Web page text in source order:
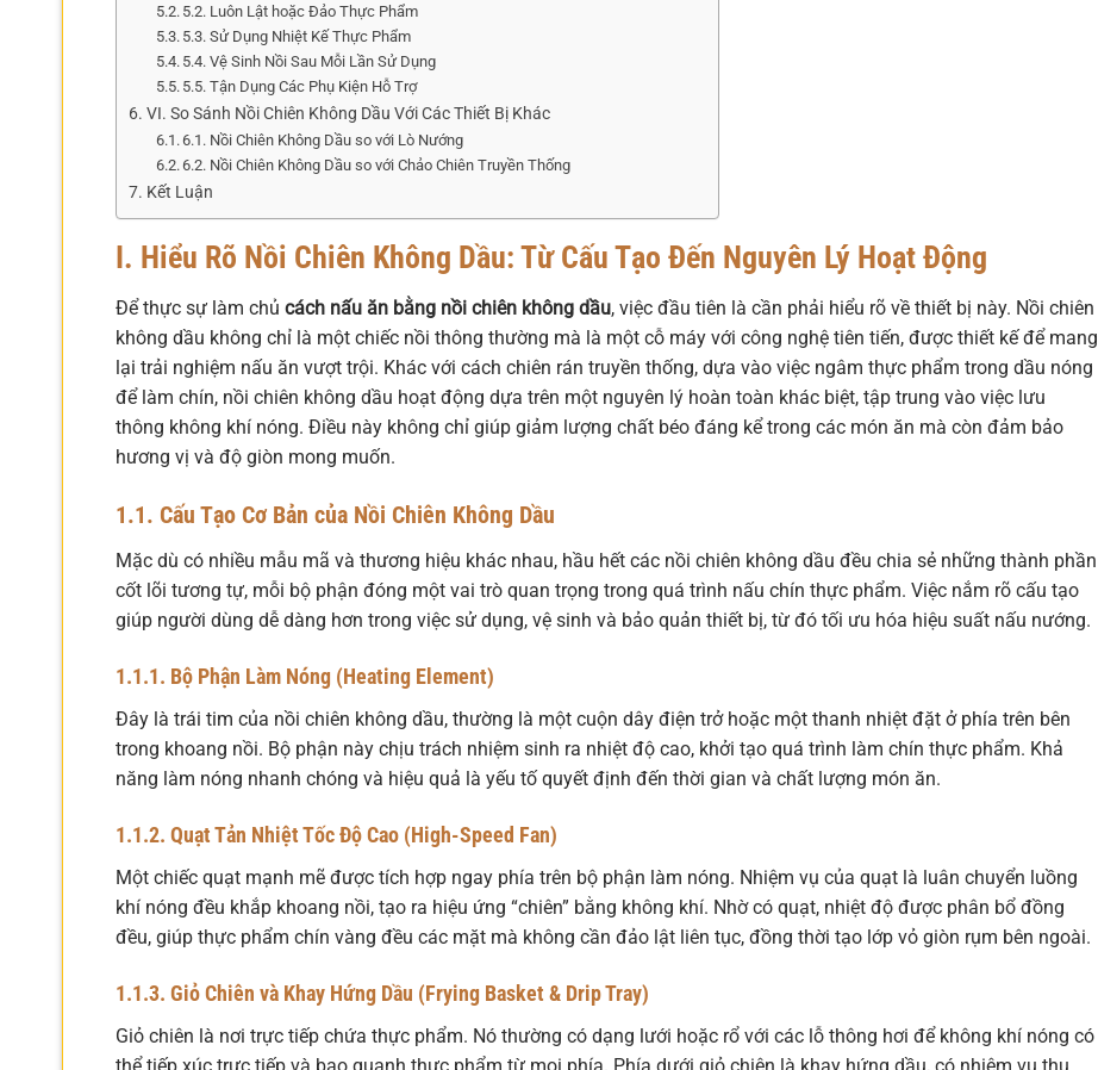
5.2. Luôn Lật hoặc Đảo Thực Phẩm
5.3. Sử Dụng Nhiệt Kế Thực Phẩm
5.4. Vệ Sinh Nồi Sau Mỗi Lần Sử Dụng
5.5. Tận Dụng Các Phụ Kiện Hỗ Trợ
VI. So Sánh Nồi Chiên Không Dầu Với Các Thiết Bị Khác
6.1. Nồi Chiên Không Dầu so với Lò Nướng
6.2. Nồi Chiên Không Dầu so với Chảo Chiên Truyền Thống
Kết Luận
I. Hiểu Rõ Nồi Chiên Không Dầu: Từ Cấu Tạo Đến Nguyên Lý Hoạt Động
Để thực sự làm chủ cách nấu ăn bằng nồi chiên không dầu, việc đầu tiên là cần phải hiểu rõ về thiết bị này. Nồi chiên
không dầu không chỉ là một chiếc nồi thông thường mà là một cỗ máy với công nghệ tiên tiến, được thiết kế để mang
lại trải nghiệm nấu ăn vượt trội. Khác với cách chiên rán truyền thống, dựa vào việc ngâm thực phẩm trong dầu nóng
để làm chín, nồi chiên không dầu hoạt động dựa trên một nguyên lý hoàn toàn khác biệt, tập trung vào việc lưu
thông không khí nóng. Điều này không chỉ giúp giảm lượng chất béo đáng kể trong các món ăn mà còn đảm bảo
hương vị và độ giòn mong muốn.
1.1. Cấu Tạo Cơ Bản của Nồi Chiên Không Dầu
Mặc dù có nhiều mẫu mã và thương hiệu khác nhau, hầu hết các nồi chiên không dầu đều chia sẻ những thành phần
cốt lõi tương tự, mỗi bộ phận đóng một vai trò quan trọng trong quá trình nấu chín thực phẩm. Việc nắm rõ cấu tạo
giúp người dùng dễ dàng hơn trong việc sử dụng, vệ sinh và bảo quản thiết bị, từ đó tối ưu hóa hiệu suất nấu nướng.
1.1.1. Bộ Phận Làm Nóng (Heating Element)
Đây là trái tim của nồi chiên không dầu, thường là một cuộn dây điện trở hoặc một thanh nhiệt đặt ở phía trên bên
trong khoang nồi. Bộ phận này chịu trách nhiệm sinh ra nhiệt độ cao, khởi tạo quá trình làm chín thực phẩm. Khả
năng làm nóng nhanh chóng và hiệu quả là yếu tố quyết định đến thời gian và chất lượng món ăn.
1.1.2. Quạt Tản Nhiệt Tốc Độ Cao (High-Speed Fan)
Một chiếc quạt mạnh mẽ được tích hợp ngay phía trên bộ phận làm nóng. Nhiệm vụ của quạt là luân chuyển luồng
khí nóng đều khắp khoang nồi, tạo ra hiệu ứng “chiên” bằng không khí. Nhờ có quạt, nhiệt độ được phân bổ đồng
đều, giúp thực phẩm chín vàng đều các mặt mà không cần đảo lật liên tục, đồng thời tạo lớp vỏ giòn rụm bên ngoài.
1.1.3. Giỏ Chiên và Khay Hứng Dầu (Frying Basket & Drip Tray)
Giỏ chiên là nơi trực tiếp chứa thực phẩm. Nó thường có dạng lưới hoặc rổ với các lỗ thông hơi để không khí nóng có